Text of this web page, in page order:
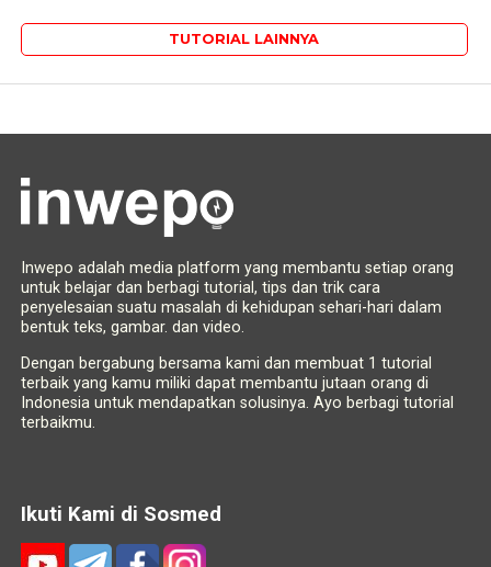
TUTORIAL LAINNYA
Inwepo adalah media platform yang membantu setiap orang
untuk belajar dan berbagi tutorial, tips dan trik cara
penyelesaian suatu masalah di kehidupan sehari-hari dalam
bentuk teks, gambar. dan video.
Dengan bergabung bersama kami dan membuat 1 tutorial
terbaik yang kamu miliki dapat membantu jutaan orang di
Indonesia untuk mendapatkan solusinya. Ayo berbagi tutorial
terbaikmu.
Ikuti Kami di Sosmed